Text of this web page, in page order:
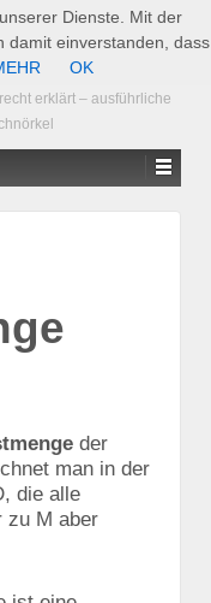
erklärt – ausführliche
der
man in der
die alle
zu M aber
Dienste. Mit der
damit einverstanden, dass
OK